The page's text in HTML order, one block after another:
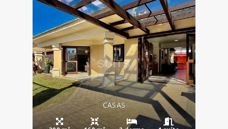
CASAS